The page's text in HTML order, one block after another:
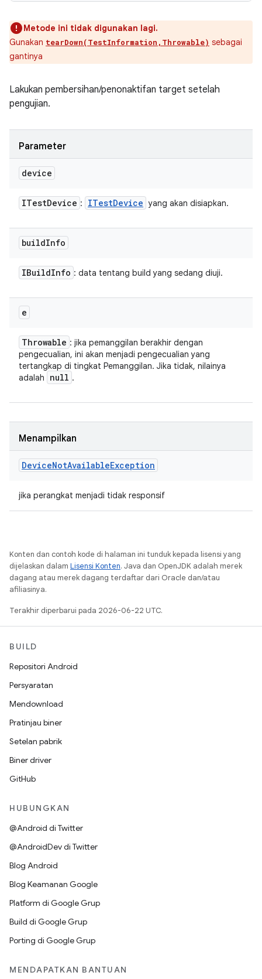
Metode ini tidak digunakan lagi.
Gunakan tearDown(TestInformation,Throwable) sebagai
gantinya
Lakukan pembersihan/penonaktifan target setelah
pengujian.
Parameter
device
ITestDevice : ITestDevice yang akan disiapkan.
buildInfo
IBuildInfo : data tentang build yang sedang diuji.
e
Throwable : jika pemanggilan berakhir dengan
pengecualian, ini akan menjadi pengecualian yang
tertangkap di tingkat Pemanggilan. Jika tidak, nilainya
adalah
null .
Menampilkan
DeviceNotAvailableException
jika perangkat menjadi tidak responsif
Konten dan contoh kode di halaman ini tunduk kepada lisensi yang
dijelaskan dalam Lisensi Konten. Java dan OpenJDK adalah merek
dagang atau merek dagang terdaftar dari Oracle dan/atau
afiliasinya.
Terakhir diperbarui pada 2026-06-22 UTC.
BUILD
Repositori Android
Persyaratan
Mendownload
Pratinjau biner
Setelan pabrik
Biner driver
GitHub
HUBUNGKAN
@Android di Twitter
@AndroidDev di Twitter
Blog Android
Blog Keamanan Google
Platform di Google Grup
Build di Google Grup
Porting di Google Grup
MENDAPATKAN BANTUAN